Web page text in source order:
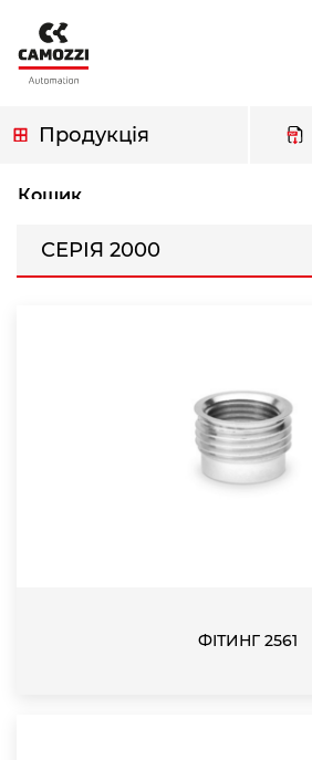
основного
вмісту
Продукція
Кошик
навіґації
СЕРІЯ 2000
ФІТИНГ 2561